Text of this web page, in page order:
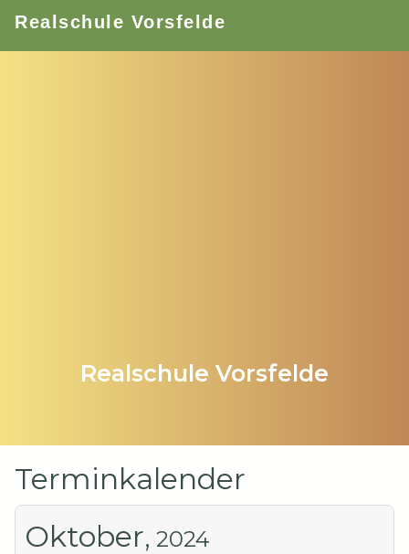
Realschule Vorsfelde
Realschule Vorsfelde
Terminkalender
Oktober, 2024